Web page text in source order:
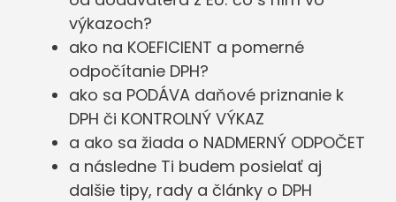
výkazoch?
ako na KOEFICIENT a pomerné
odpočítanie DPH?
ako sa PODÁVA daňové priznanie k
DPH či KONTROLNÝ VÝKAZ
a ako sa žiada o NADMERNÝ ODPOČET
a následne Ti budem posielať aj
dalšie tipy, rady a články o DPH